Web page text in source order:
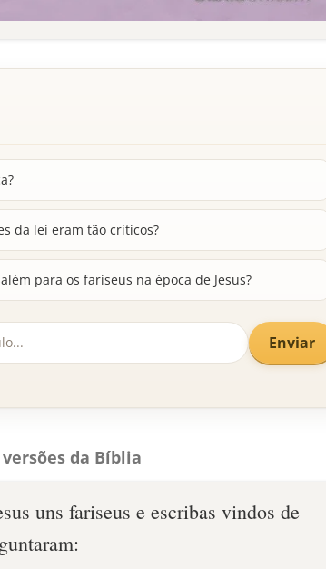
da lei eram tão críticos?
para os fariseus na época de Jesus?
Enviar
da Bíblia
uns fariseus e escribas vindos de